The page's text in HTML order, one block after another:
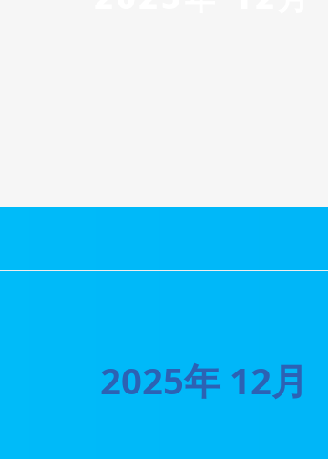
2025年 12月